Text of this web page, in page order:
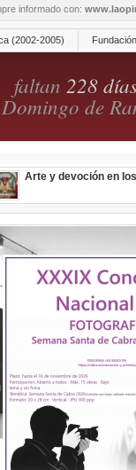
informado con:
(2002-2005)
faltan 228
Domingo de
Arte y devoción en